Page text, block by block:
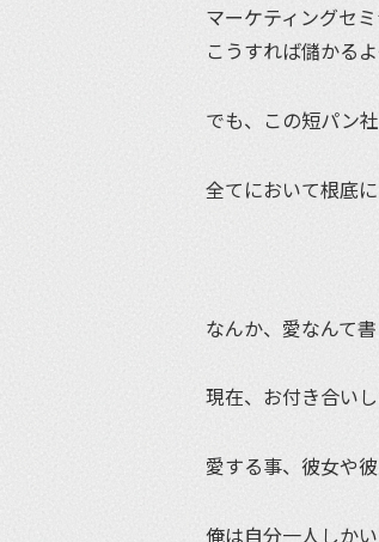
マーケティングセ
こうすれば儲かる
でも、この短パン
全てにおいて根底
なんか、愛なんて
現在、お付き合い
愛する事、彼女や
俺は自分一人しかい